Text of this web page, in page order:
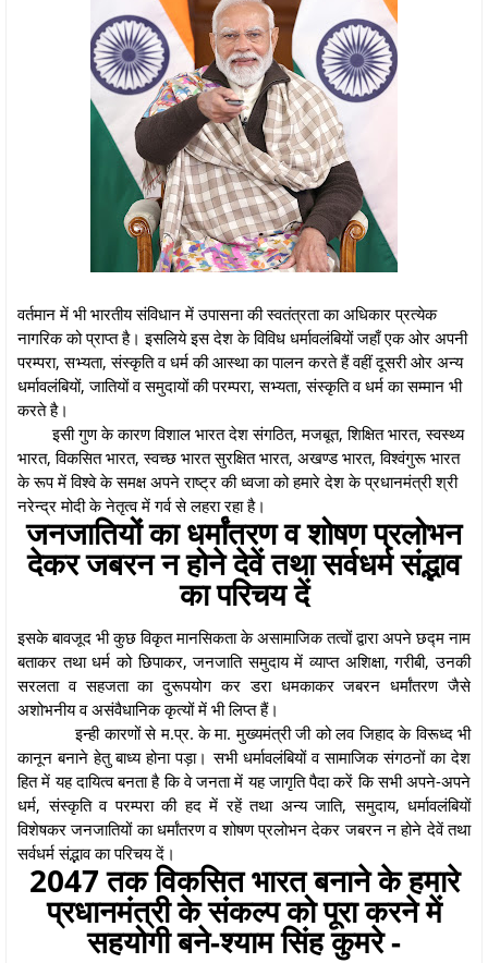
वर्तमान में भी भारतीय संविधान में उपासना की स्वतंत्रता का अधिकार प्रत्येक
नागरिक को प्राप्त है। इसलिये इस देश के विविध धर्मावलंबियों जहाँ एक ओर अपनी
परम्परा, सभ्यता, संस्कृति व धर्म की आस्था का पालन करते हैं वहीं दूसरी ओर अन्य
धर्मावलंबियों, जातियों व समुदायों की परम्परा, सभ्यता, संस्कृति व धर्म का सम्मान भी
करते है।
इसी गुण के कारण विशाल भारत देश संगठित, मजबूत, शिक्षित भारत, स्वस्थ्य
भारत, विकसित भारत, स्वच्छ भारत सुरक्षित भारत, अखण्ड भारत, विश्वंगुरू भारत
के रूप में विश्वे के समक्ष अपने राष्ट्र की ध्वजा को हमारे देश के प्रधानमंत्री श्री
नरेन्द्र मोदी के नेतृत्व में गर्व से लहरा रहा है।
जनजातियों का धर्मांतरण व शोषण प्रलोभन
देकर जबरन न होने देवें तथा सर्वधर्म संद्भाव
का परिचय दें
इसके बावजूद भी कुछ विकृत मानसिकता के असामाजिक तत्वों द्वारा अपने छद्म नाम
बताकर तथा धर्म को छिपाकर, जनजाति समुदाय में व्याप्त अशिक्षा, गरीबी, उनकी
सरलता व सहजता का दुरूपयोग कर डरा धमकाकर जबरन धर्मांतरण जैसे
अशोभनीय व असंवैधानिक कृत्यों में भी लिप्त हैं।
इन्ही कारणों से म.प्र. के मा. मुख्यमंत्री जी को लव जिहाद के विरूध्द भी
कानून बनाने हेतु बाध्य होना पड़ा। सभी धर्मावलंबियों व सामाजिक संगठनों का देश
हित में यह दायित्व बनता है कि वे जनता में यह जागृति पैदा करें कि सभी अपने-अपने
धर्म, संस्कृति व परम्परा की हद में रहें तथा अन्य जाति, समुदाय, धर्मावलंबियों
विशेषकर जनजातियों का धर्मांतरण व शोषण प्रलोभन देकर जबरन न होने देवें तथा
सर्वधर्म संद्भाव का परिचय दें।
2047 तक विकसित भारत बनाने के हमारे
प्रधानमंत्री के संकल्प को पूरा करने में
सहयोगी बने-श्याम सिंह कुमरे -